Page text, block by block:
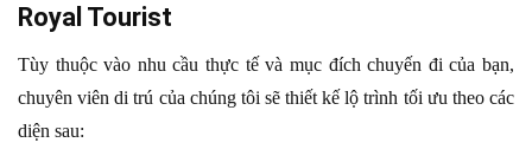
Royal Tourist
Tùy thuộc vào nhu cầu thực tế và mục đích chuyến đi của bạn,
chuyên viên di trú của chúng tôi sẽ thiết kế lộ trình tối ưu theo các
diện sau: